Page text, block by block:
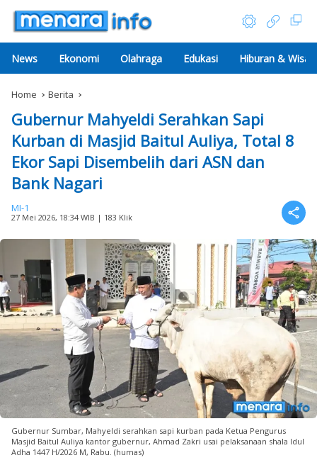
News Ekonomi Olahraga Edukasi Hiburan &
Home Berita
Gubernur Mahyeldi Serahkan Sapi
Kurban di Masjid Baitul Auliya, Total 8
Ekor Sapi Disembelih dari ASN dan
Bank Nagari
MI-1
27 Mei 2026, 18:34 WIB | 183 Klik
Gubernur Sumbar, Mahyeldi serahkan sapi kurban pada Ketua Pengurus
Masjid Baitul Auliya kantor gubernur, Ahmad Zakri usai pelaksanaan shala Idul
Adha 1447 H/2026 M, Rabu. (humas)